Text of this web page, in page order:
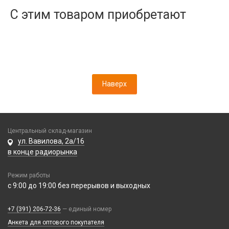
С этим товаром приобретают
Камеры
Проклейки
Шлейфы
АЗУ
АЗУ + FM-модулятор
АЗУ + кабель
Кабели
3 в 1
4 в 1
Компьютерная периферия
Аксессуары для ПК
Наверх
Центральный склад-магазин
ул. Вавилова, 2а/16
в конце радиорынка
Режим работы
с 9:00 до 19:00 без перерывов и выходных
+7 (391) 206-72-36 — единый номер
Анкета для оптового покупателя